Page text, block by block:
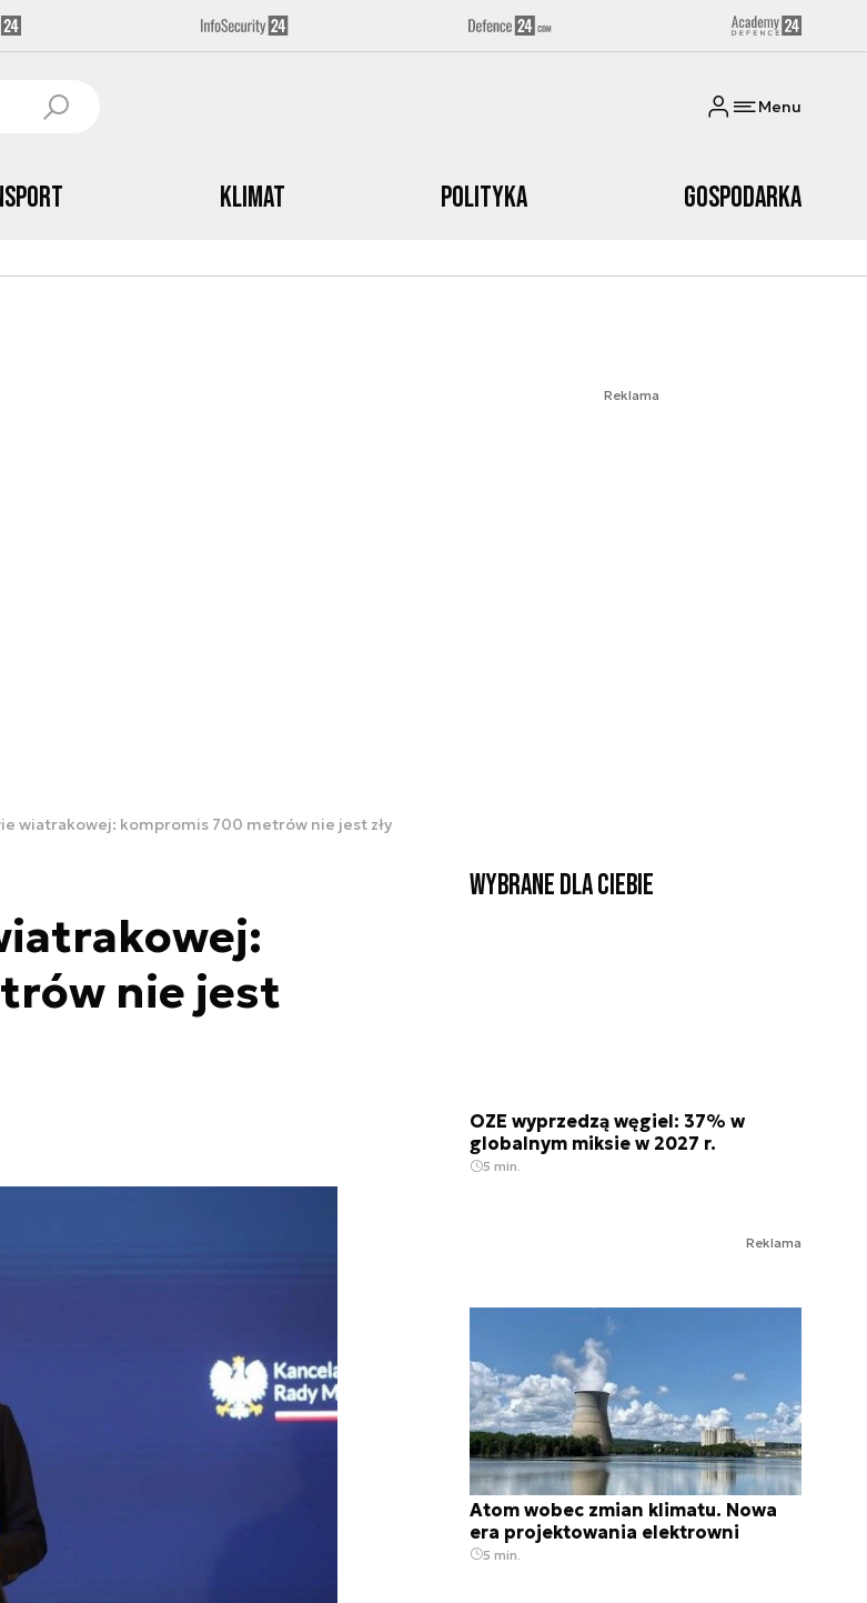
Menu
Klimat Polityka Gospodarka
Reklama
wiatrakowej: kompromis 700 metrów nie jest zły
nie jest
Wybrane dla Ciebie
OZE wyprzedzą węgiel: 37% w
globalnym miksie w 2027 r.
5 min.
Reklama
Atom wobec zmian klimatu. Nowa
era projektowania elektrowni
5 min.